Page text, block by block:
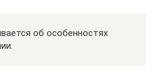
об особенностях